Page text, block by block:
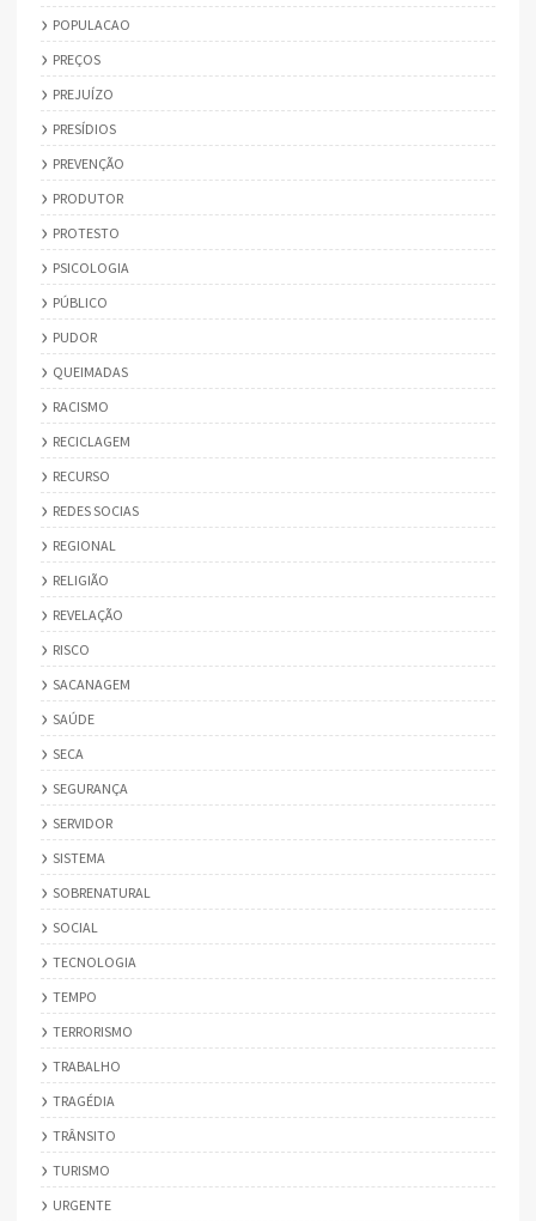
POPULACAO
PREÇOS
PREJUÍZO
PRESÍDIOS
PREVENÇÃO
PRODUTOR
PROTESTO
PSICOLOGIA
PÚBLICO
PUDOR
QUEIMADAS
RACISMO
RECICLAGEM
RECURSO
REDES SOCIAS
REGIONAL
RELIGIÃO
REVELAÇÃO
RISCO
SACANAGEM
SAÚDE
SECA
SEGURANÇA
SERVIDOR
SISTEMA
SOBRENATURAL
SOCIAL
TECNOLOGIA
TEMPO
TERRORISMO
TRABALHO
TRAGÉDIA
TRÂNSITO
TURISMO
URGENTE